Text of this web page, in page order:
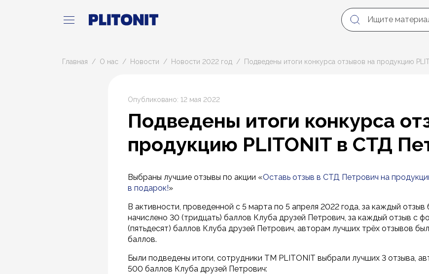
Главная О нас Новости Новости 2022 год Подведены итоги конкурса отзывов на продукцию
Опубликовано: 12 мая 2022
Подведены итоги конкурса
продукцию PLITONIT в СТД
Выбраны лучшие отзывы по акции «Оставь отзыв в СТД Петрович на
в подарок!»
В активности, проведенной с 5 марта по 5 апреля 2022 года, за каждый
начислено 30 (тридцать) баллов Клуба друзей Петрович, за каждый отзыв с
(пятьдесят) баллов Клуба друзей Петрович, авторам лучших трёх отзывов
баллов.
Были подведены итоги, сотрудники ТМ PLITONIT выбрали лучших 3 отзыва,
500 баллов Клуба друзей Петрович: